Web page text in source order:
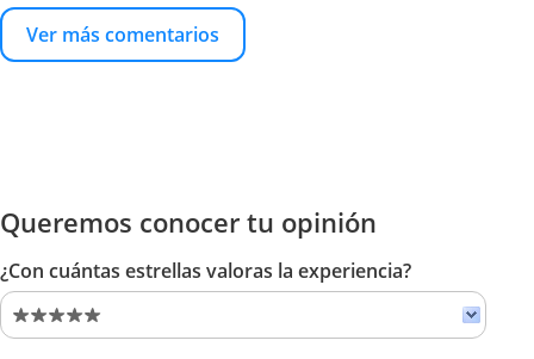
Ver más comentarios
Queremos conocer tu opinión
¿Con cuántas estrellas valoras la experiencia?